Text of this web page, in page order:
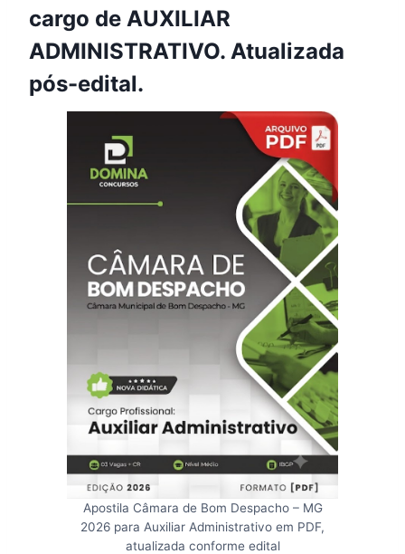
cargo de AUXILIAR
ADMINISTRATIVO. Atualizada
pós-edital.
Apostila Câmara de Bom Despacho – MG
2026 para Auxiliar Administrativo em PDF,
atualizada conforme edital